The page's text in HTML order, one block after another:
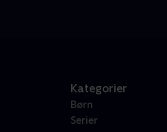
Kategorier
Børn
Serier